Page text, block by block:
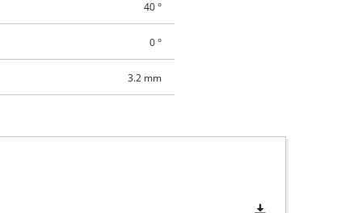
40 °
0 °
3.2 mm